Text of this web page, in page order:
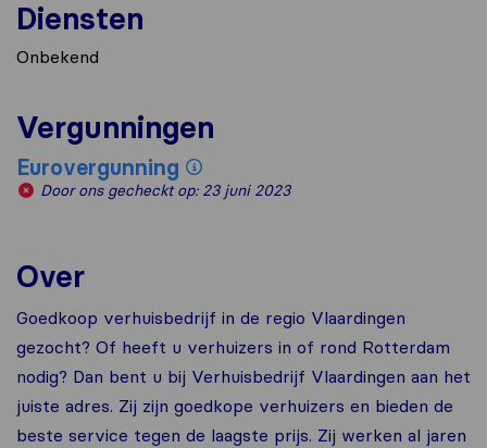
Diensten
Onbekend
Vergunningen
Eurovergunning
Door ons gecheckt op: 23 juni 2023
Over
Goedkoop verhuisbedrijf in de regio Vlaardingen
gezocht? Of heeft u verhuizers in of rond Rotterdam
nodig? Dan bent u bij Verhuisbedrijf Vlaardingen aan het
juiste adres. Zij zijn goedkope verhuizers en bieden de
beste service tegen de laagste prijs. Zij werken al jaren